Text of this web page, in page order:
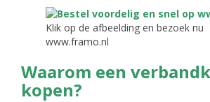
Klik op de afbeelding en bezoek nu
www.framo.nl
Waarom een
kopen?